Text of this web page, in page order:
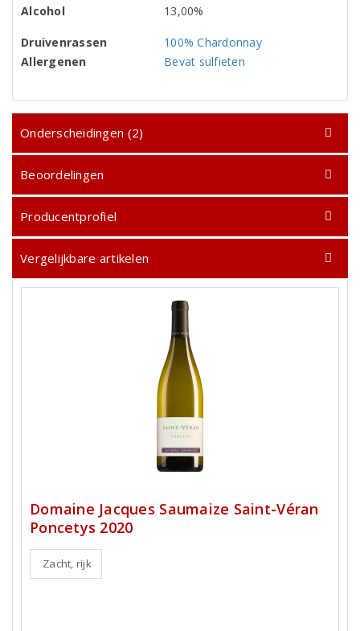
Alcohol
13,00%
Druivenrassen
100% Chardonnay
Allergenen
Bevat sulfieten
Onderscheidingen (2)
Beoordelingen
Producentprofiel
Vergelijkbare artikelen
Domaine Jacques Saumaize Saint-Véran
Poncetys 2020
Zacht, rijk